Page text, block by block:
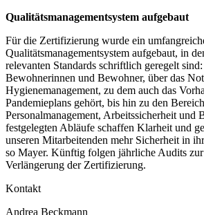
Qualitätsmanagementsystem aufgebaut
Für die Zertifizierung wurde ein
Qualitätsmanagementsystem aufgebaut, in
relevanten Standards schriftlich geregelt
Bewohnerinnen und Bewohner, über das
Hygienemanagement, zu dem auch das
Pandemieplans gehört, bis hin zu den
Personalmanagement, Arbeitssicherheit und
festgelegten Abläufe schaffen Klarheit und
unseren Mitarbeitenden mehr Sicherheit in
so Mayer. Künftig folgen jährliche Audits
Verlängerung der Zertifizierung.
Kontakt
Andrea Beckmann